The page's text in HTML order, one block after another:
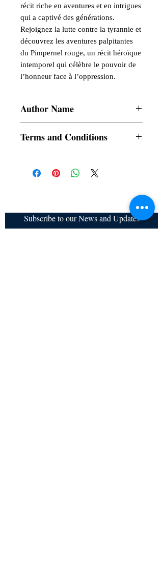
récit riche en aventures et en intrigues
qui a captivé des générations.
Rejoignez la lutte contre la tyrannie et
découvrez les aventures palpitantes
du Pimpernel rouge, un récit héroïque
intemporel qui célèbre le pouvoir de
l’honneur face à l’oppression.
Author Name
Terms and Conditions
refundable
Subscribe to our News and Updates